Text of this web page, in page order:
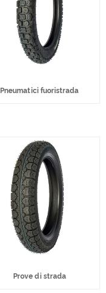
Pneumatici fuoristrada
Prove di strada